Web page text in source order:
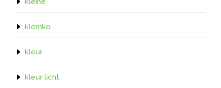
klemko
kleur
kleur licht